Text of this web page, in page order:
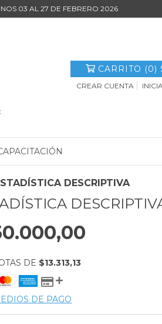
03 AL 27 DE FEBRERO 2026
CARRITO (0)
CREAR CUENTA
DESCRIPTIVA
DE $13.313,13
DE PAGO